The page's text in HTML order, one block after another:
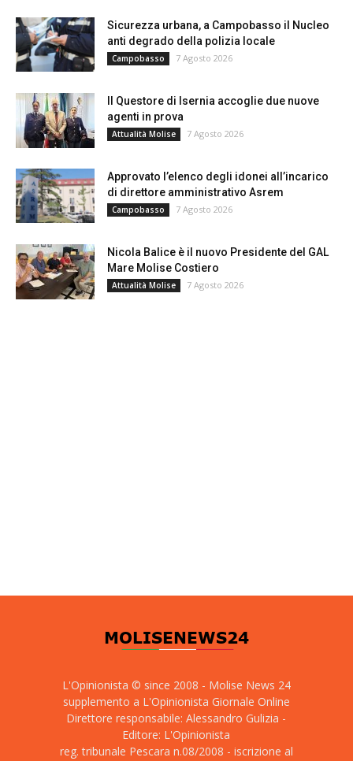
Sicurezza urbana, a Campobasso il Nucleo
anti degrado della polizia locale
Campobasso 7 Agosto 2026
Il Questore di Isernia accoglie due nuove
agenti in prova
Attualità Molise 7 Agosto 2026
Approvato l’elenco degli idonei all’incarico
di direttore amministrativo Asrem
Campobasso 7 Agosto 2026
Nicola Balice è il nuovo Presidente del GAL
Mare Molise Costiero
Attualità Molise 7 Agosto 2026
L'Opinionista © since 2008 - Molise News 24
supplemento a L'Opinionista Giornale Online
Direttore responsabile: Alessandro Gulizia -
Editore: L'Opinionista
reg. tribunale Pescara n.08/2008 - iscrizione al